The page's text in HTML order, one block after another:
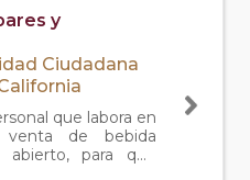
y
Ciudadana
que labora en
venta de bebida
para que